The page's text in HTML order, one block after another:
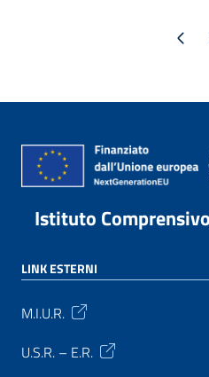
Pagina Pagina
Istituto
LINK ESTERNI
M.I.U.R.
U.S.R. – E.R.